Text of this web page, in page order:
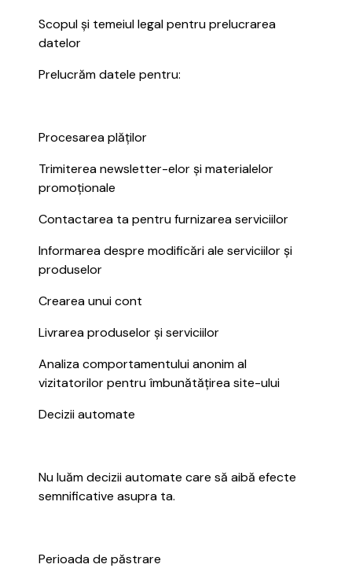
Scopul și temeiul legal pentru prelucrarea
datelor
Prelucrăm datele pentru:
Procesarea plăților
Trimiterea newsletter-elor și materialelor
promoționale
Contactarea ta pentru furnizarea serviciilor
Informarea despre modificări ale serviciilor și
produselor
Crearea unui cont
Livrarea produselor și serviciilor
Analiza comportamentului anonim al
vizitatorilor pentru îmbunătățirea site-ului
Decizii automate
Nu luăm decizii automate care să aibă efecte
semnificative asupra ta.
Perioada de păstrare